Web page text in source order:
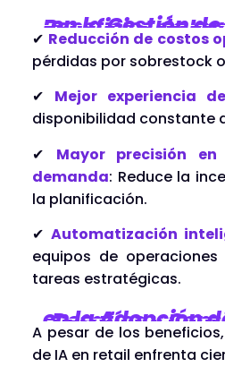
Beneficios de
en la Gestión
✔ Reducción de costos
pérdidas por sobrestock
✔ Mejor experiencia
disponibilidad constante
✔ Mayor precisión
demanda: Reduce la
la planificación.
✔ Automatización
equipos de
tareas estratégicas.
Desafíos y
en la Adopción
A pesar de los
de IA en retail enfrenta